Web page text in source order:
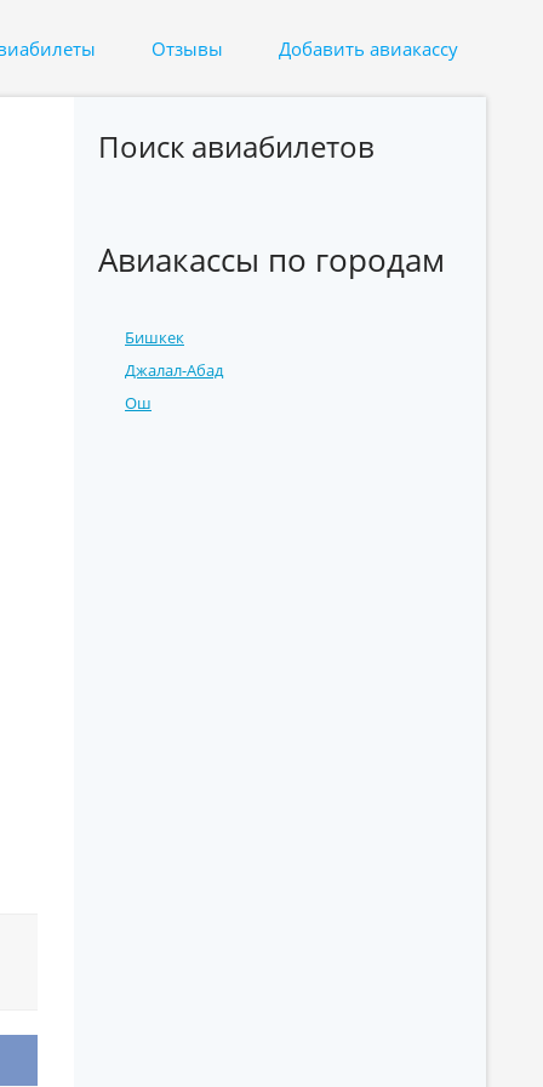
Отзывы Добавить авиакассу
Поиск авиабилетов
Авиакассы по городам
Бишкек
Джалал-Абад
Ош